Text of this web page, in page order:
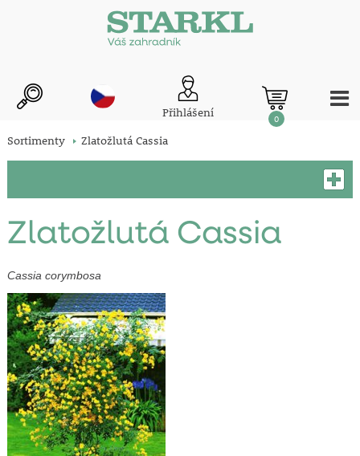
Přihlášení 0
Sortimenty Zlatožlutá Cassia
Zlatožlutá Cassia
Cassia corymbosa